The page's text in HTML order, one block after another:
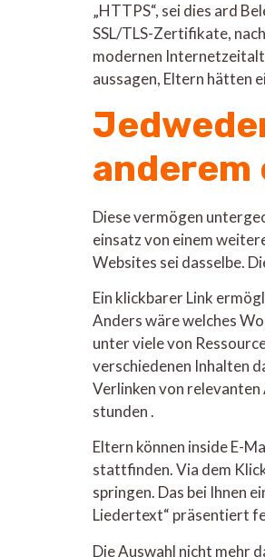
„HTTPS“, sei dies ard
SSL/TLS-Zertifikate,
modernen
aussagen, Eltern hätten
anderem
Diese vermögen
einsatz von einem
Websites sei dasselbe.
Ein klickbarer Link
Anders wäre welches
unter viele von
verschiedenen Inhalten
Verlinken von
stunden .
Eltern können inside E-
stattfinden. Via dem
springen. Das bei Ihnen
Liedertext“ präsentiert
Die Auswahl nicht mehr